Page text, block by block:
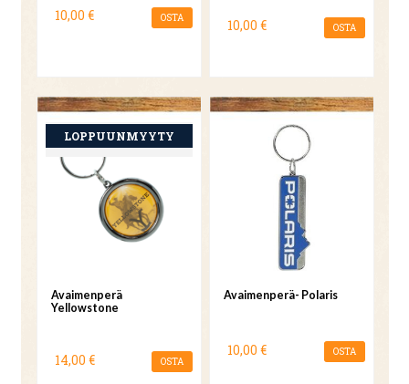
10,00 € OSTA 10,00 € OSTA
Avaimenperä
Yellowstone
14,00 € OSTA
Avaimenperä- Polaris
10,00 € OSTA